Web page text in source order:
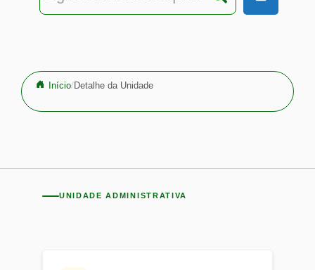
Início Detalhe da Unidade
UNIDADE ADMINISTRATIVA